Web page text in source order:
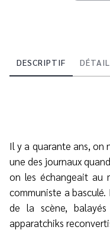
DESCRIPTIF
Il y a quarante ans, on
une des journaux
on les échangeait au
communiste a
de la scène,
apparatchiks